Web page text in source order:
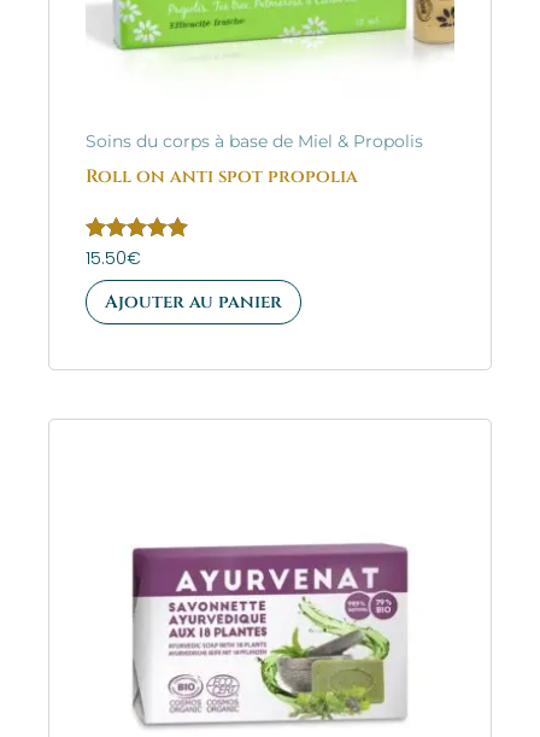
Soins du corps à base de Miel & Propolis
Roll on anti spot propolia
Note
sur 5
15.50€
Ajouter au panier